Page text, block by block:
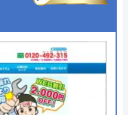
料 ※お見積りの為にお
せん
・銀行振込・クレジッ
証あり